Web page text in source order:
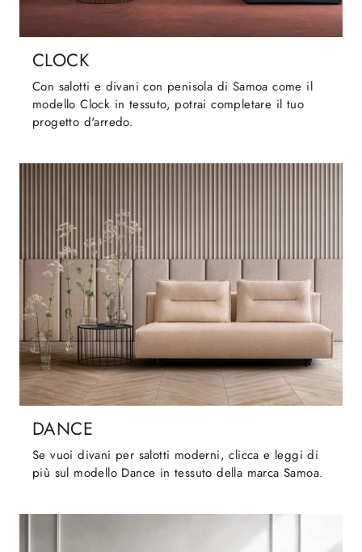
CLOCK
Con salotti e divani con penisola di Samoa come il
modello Clock in tessuto, potrai completare il tuo
progetto d'arredo.
DANCE
Se vuoi divani per salotti moderni, clicca e leggi di
più sul modello Dance in tessuto della marca Samoa.